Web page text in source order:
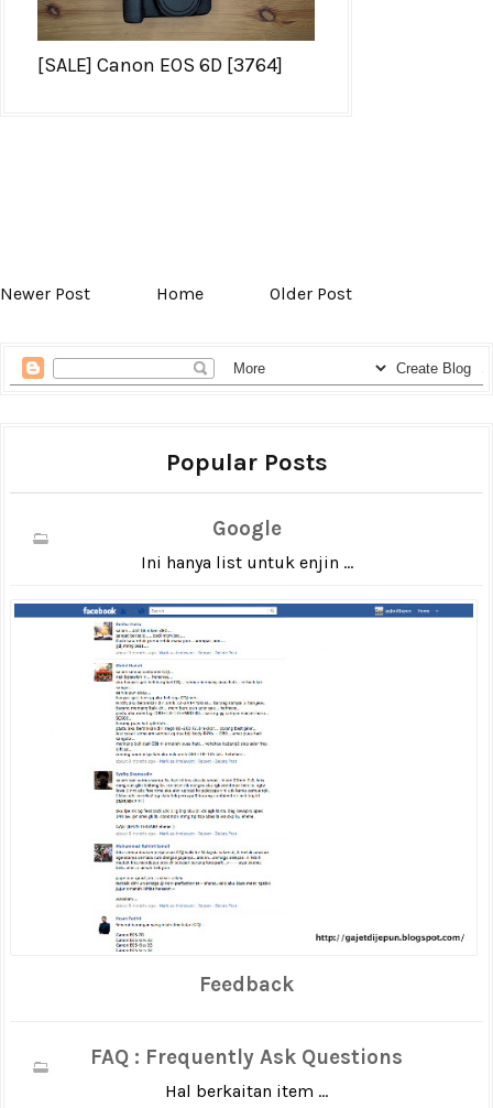
[SALE] Canon EOS 6D [3764]
Newer Post Home Older Post
Popular Posts
Google
Ini hanya list untuk enjin ...
Feedback
FAQ : Frequently Ask Questions
Hal berkaitan item ...